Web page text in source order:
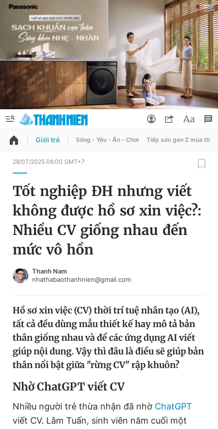
QUẢNG CÁO
Chuyên mục
Chuyên mục khác
Chào ngày mới
Tin thị trường Tin 360
Video Magazine
Sản phẩm khác
Tiện ích Bạn cần biết
Đổi mật khẩu
Tin đã lưu
Giới trẻ Sống - Yêu - Ăn - Chơi Tiếp sức gen Z mùa thi
28/07/2025 06:00 GMT+7
Tốt nghiệp ĐH nhưng viết
không được hồ sơ xin việc?:
Nhiều CV giống nhau đến
mức vô hồn
Thanh Nam
nhathabaothanhnien@gmail.com
Hồ sơ xin việc (CV) thời trí tuệ nhân tạo (AI),
tất cả đều dùng mẫu thiết kế hay mô tả bản
thân giống nhau và để các ứng dụng AI viết
giúp nội dung. Vậy thì đâu là điều sẽ giúp bản
thân nổi bật giữa "rừng CV" rập khuôn?
Nhờ ChatGPT viết CV
Nhiều người trẻ thừa nhận đã nhờ ChatGPT
viết CV. Lâm Tuấn, sinh viên năm cuối một